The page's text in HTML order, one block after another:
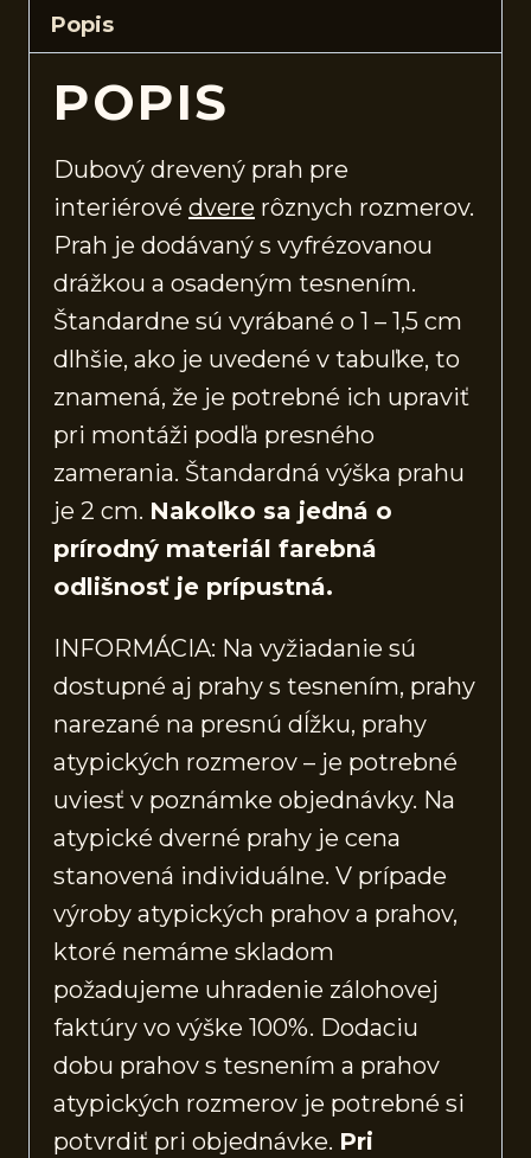
Popis
POPIS
Dubový drevený prah pre
interiérové dvere rôznych rozmerov.
Prah je dodávaný s vyfrézovanou
drážkou a osadeným tesnením.
Štandardne sú vyrábané o 1 – 1,5 cm
dlhšie, ako je uvedené v tabuľke, to
znamená, že je potrebné ich upraviť
pri montáži podľa presného
zamerania. Štandardná výška prahu
je 2 cm. Nakoľko sa jedná o
prírodný materiál farebná
odlišnosť je prípustná.
INFORMÁCIA: Na vyžiadanie sú
dostupné aj prahy s tesnením, prahy
narezané na presnú dĺžku, prahy
atypických rozmerov – je potrebné
uviesť v poznámke objednávky. Na
atypické dverné prahy je cena
stanovená individuálne. V prípade
výroby atypických prahov a prahov,
ktoré nemáme skladom
požadujeme uhradenie zálohovej
faktúry vo výške 100%. Dodaciu
dobu prahov s tesnením a prahov
atypických rozmerov je potrebné si
potvrdiť pri objednávke. Pri